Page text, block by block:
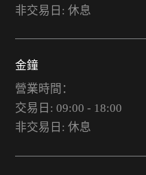
非交易日: 休息
金鐘
營業時間：
交易日: 09:00 - 18:00
非交易日: 休息